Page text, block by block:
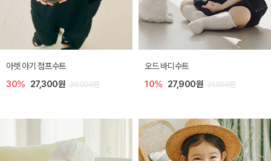
아렛 아기 점프수트
30% 27,300원 39,000원
오드 바디수트
10% 27,900원 31,000원